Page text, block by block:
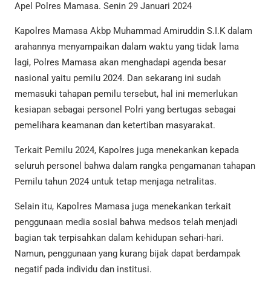
Apel Polres Mamasa. Senin 29 Januari 2024
Kapolres Mamasa Akbp Muhammad Amiruddin S.I.K dalam
arahannya menyampaikan dalam waktu yang tidak lama
lagi, Polres Mamasa akan menghadapi agenda besar
nasional yaitu pemilu 2024. Dan sekarang ini sudah
memasuki tahapan pemilu tersebut, hal ini memerlukan
kesiapan sebagai personel Polri yang bertugas sebagai
pemelihara keamanan dan ketertiban masyarakat.
Terkait Pemilu 2024, Kapolres juga menekankan kepada
seluruh personel bahwa dalam rangka pengamanan tahapan
Pemilu tahun 2024 untuk tetap menjaga netralitas.
Selain itu, Kapolres Mamasa juga menekankan terkait
penggunaan media sosial bahwa medsos telah menjadi
bagian tak terpisahkan dalam kehidupan sehari-hari.
Namun, penggunaan yang kurang bijak dapat berdampak
negatif pada individu dan institusi.